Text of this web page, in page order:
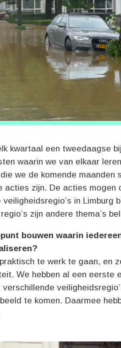
kwartaal een tweedaagse
waarin we van elkaar
we de komende maanden
acties zijn. De acties mogen
in Limburg
zijn andere thema’s
bouwen waarin
te werk te gaan, en
We hebben al een eerste
te komen. Daarmee